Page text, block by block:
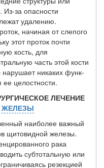
Из-за опасности
удалению.
начиная от слепого
этот проток почти
кость, для
часть этой кости
нарушает никаких функ­
ее целостности.
ЛЕЧЕНИЕ
ЖЕЛЕЗЫ
наиболее важный
щитовидной железы.
рака
субтотальную или
резекцией